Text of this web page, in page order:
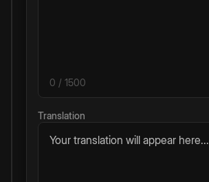
0 / 1500
Translation
Your translation will appear here...